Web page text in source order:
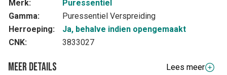
Merk:
Puressentiel
Gamma:
Puressentiel Verspreiding
Herroeping:
Ja, behalve indien opengemaakt
CNK:
3833027
Meer details
Lees meer